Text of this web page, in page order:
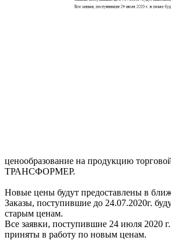
ценообразование на продукцию
ТРАНСФОРМЕР.
Новые цены будут предоставлены в
Заказы, поступившие до 24.07.2020г.
старым ценам.
Все заявки, поступившие 24 июля 2020
приняты в работу по новым ценам.